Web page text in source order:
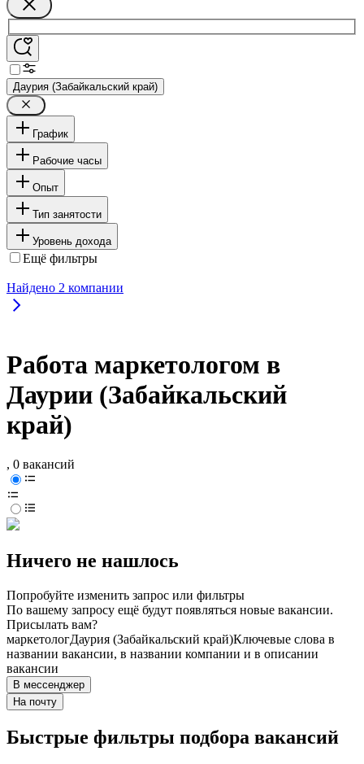
Даурия (Забайкальский край)
График
Рабочие часы
Опыт
Тип занятости
Уровень дохода
Ещё фильтры
Найдено 2 компании
Работа маркетологом в
Даурии (Забайкальский
край)
, 0 вакансий
Ничего не нашлось
Попробуйте изменить запрос или фильтры
По вашему запросу ещё будут появляться новые вакансии.
Присылать вам?
маркетологДаурия (Забайкальский край)Ключевые слова в
названии вакансии, в названии компании и в описании
вакансии
В мессенджер
На почту
Быстрые фильтры подбора вакансий